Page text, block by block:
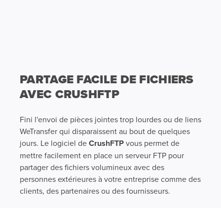
PARTAGE FACILE DE FICHIERS
AVEC CRUSHFTP
Fini l'envoi de pièces jointes trop lourdes ou de liens
WeTransfer qui disparaissent au bout de quelques
jours. Le logiciel deCrushFTPvous permet de
mettre facilement en place un serveur FTP pour
partager des fichiers volumineux avec des
personnes extérieures à votre entreprise comme des
clients, des partenaires ou des fournisseurs.